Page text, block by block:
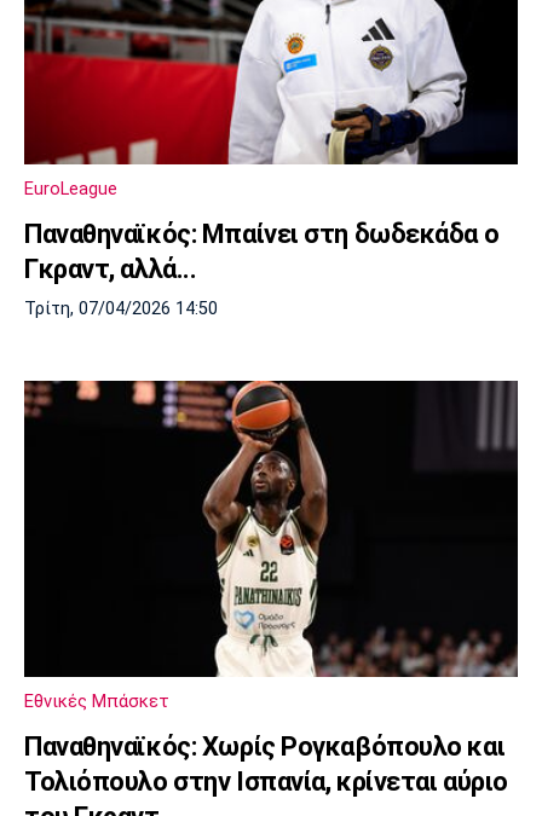
EuroLeague
Παναθηναϊκός: Μπαίνει στη δωδεκάδα ο
Γκραντ, αλλά...
Τρίτη, 07/04/2026 14:50
Εθνικές Μπάσκετ
Παναθηναϊκός: Χωρίς Ρογκαβόπουλο και
Τολιόπουλο στην Ισπανία, κρίνεται αύριο